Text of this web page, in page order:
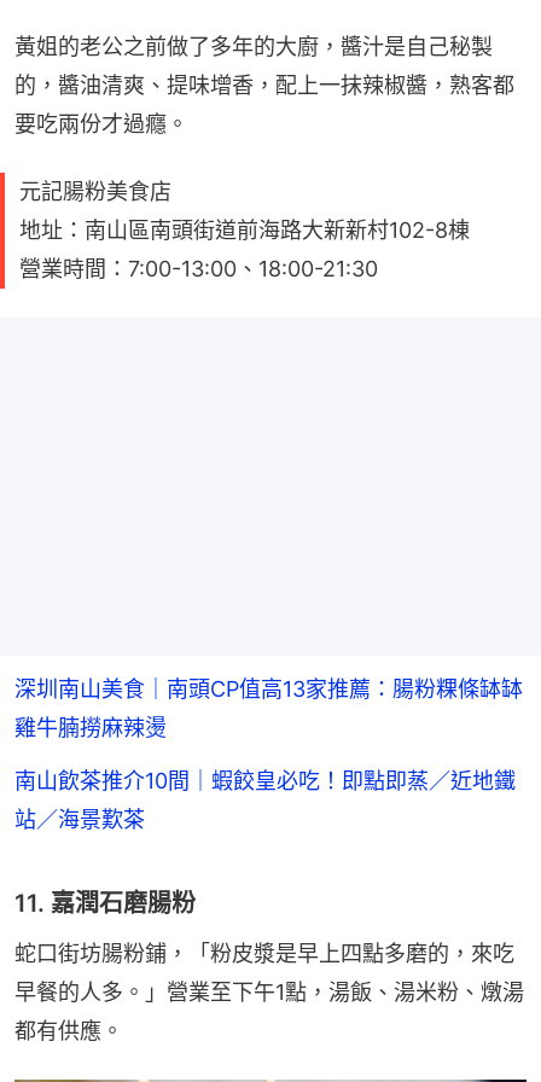
黃姐的老公之前做了多年的大廚，醬汁是自己秘製
的，醬油清爽、提味增香，配上一抹辣椒醬，熟客都
要吃兩份才過癮。
元記腸粉美食店
地址：南山區南頭街道前海路大新新村102-8棟
營業時間：7:00-13:00、18:00-21:30
深圳南山美食｜南頭CP值高13家推薦：腸粉粿條缽缽
雞牛腩撈麻辣燙
南山飲茶推介10間｜蝦餃皇必吃！即點即蒸／近地鐵
站／海景歎茶
11. 嘉潤石磨腸粉
蛇口街坊腸粉鋪，「粉皮漿是早上四點多磨的，來吃
早餐的人多。」營業至下午1點，湯飯、湯米粉、燉湯
都有供應。